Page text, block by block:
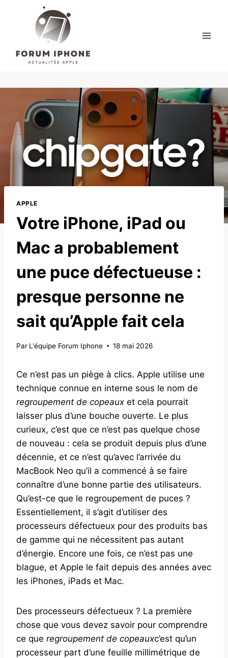
APPLE
Votre iPhone, iPad ou
Mac a probablement
une puce défectueuse :
presque personne ne
sait qu’Apple fait cela
Par L'équipe Forum Iphone 18 mai 2026
Ce n’est pas un piège à clics. Apple utilise une
technique connue en interne sous le nom de
regroupement de copeaux et cela pourrait
laisser plus d’une bouche ouverte. Le plus
curieux, c’est que ce n’est pas quelque chose
de nouveau : cela se produit depuis plus d’une
décennie, et ce n’est qu’avec l’arrivée du
MacBook Neo qu’il a commencé à se faire
connaître d’une bonne partie des utilisateurs.
Qu’est-ce que le regroupement de puces ?
Essentiellement, il s’agit d’utiliser des
processeurs défectueux pour des produits bas
de gamme qui ne nécessitent pas autant
d’énergie. Encore une fois, ce n’est pas une
blague, et Apple le fait depuis des années avec
les iPhones, iPads et Mac.
Des processeurs défectueux ? La première
chose que vous devez savoir pour comprendre
ce que regroupement de copeauxc’est qu’un
processeur part d’une feuille millimétrique de